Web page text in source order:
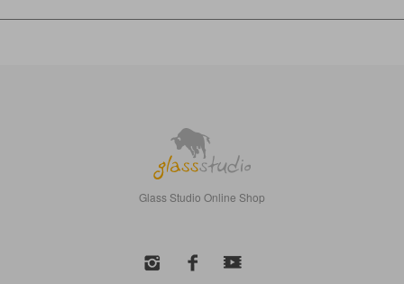
Glass Studio Online Shop